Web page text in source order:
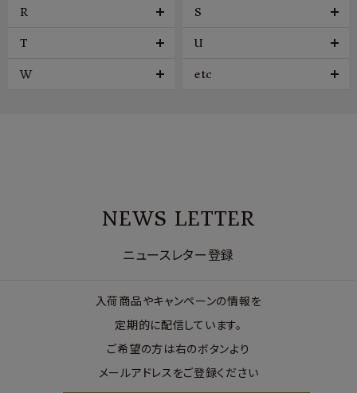
R S
T U
W etc
NEWS LETTER
ニュースレター登録
入荷商品やキャンペーンの情報を
定期的に配信しています。
ご希望の方は右のボタンより
メールアドレスをご登録ください